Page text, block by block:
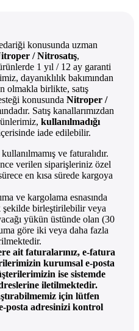
konusunda uzman
/ Nitrosatış,
1 yıl / 12 ay garanti
dayanıklılık bakımından
olmakla birlikte, satış
konusunda Nitroper /
Satış kanallarımızdan
kullanılmadığı
iade edilebilir.
ve faturalıdır.
verilen siparişleriniz özel
en kısa sürede kargoya
ve kargolama esnasında
şekilde birleştirilebilir veya
yükün üstünde olan (30
göre iki veya daha fazla
ait faturalarınız, e-fatura
kurumsal e-posta
ise sistemde
iletilmektedir.
için lütfen
posta adresinizi kontrol